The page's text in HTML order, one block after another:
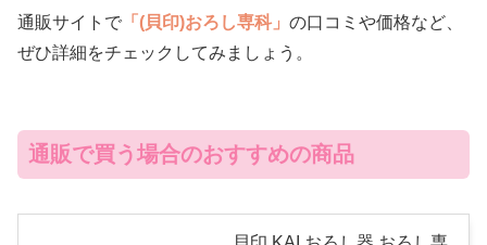
通販サイトで 「(貝印)おろし専科」 の口コミや価格など、
ぜひ詳細をチェックしてみましょう。
通販で買う場合のおすすめの商品